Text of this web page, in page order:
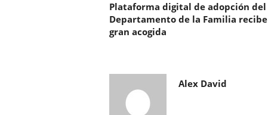
Plataforma digital de adopción del
Departamento de la Familia recibe
gran acogida
Alex David